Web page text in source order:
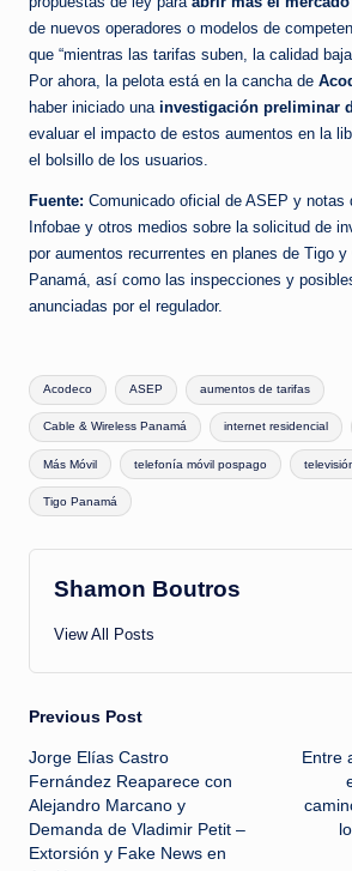
de nuevos operadores o modelos de
que “mientras las tarifas suben, la calidad
Por ahora, la pelota está en la cancha de
haber iniciado una investigación preliminar
evaluar el impacto de estos aumentos en la
el bolsillo de los usuarios.​
Fuente: Comunicado oficial de ASEP y notas
Infobae y otros medios sobre la solicitud de
por aumentos recurrentes en planes de Tigo
Panamá, así como las inspecciones y
anunciadas por el regulador.
Tags:
Acodeco ASEP aumentos de tarifas
Cable & Wireless Panamá internet residencial
Más Móvil telefonía móvil pospago
Tigo Panamá
Shamon Boutros
View All Posts
Post
navigation
Previous Post
Jorge Elías Castro
Fernández Reaparece con
Alejandro Marcano y
Demanda de Vladimir Petit –
Extorsión y Fake News en
Entre